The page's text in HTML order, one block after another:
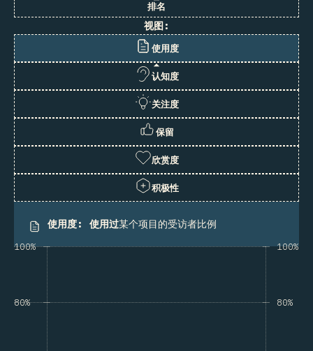
排名
视图:
使用度
认知度
关注度
保留
欣赏度
积极性
使用度: 使用过某个项目的受访者比例
80%
100%
80%
100%